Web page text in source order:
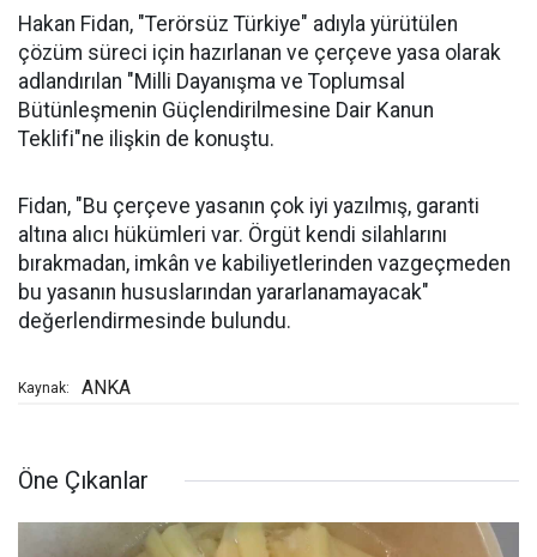
Hakan Fidan, "Terörsüz Türkiye" adıyla yürütülen
çözüm süreci için hazırlanan ve çerçeve yasa olarak
adlandırılan "Milli Dayanışma ve Toplumsal
Bütünleşmenin Güçlendirilmesine Dair Kanun
Teklifi"ne ilişkin de konuştu.
Fidan, "Bu çerçeve yasanın çok iyi yazılmış, garanti
altına alıcı hükümleri var. Örgüt kendi silahlarını
bırakmadan, imkân ve kabiliyetlerinden vazgeçmeden
bu yasanın hususlarından yararlanamayacak"
değerlendirmesinde bulundu.
Kaynak: ANKA
Öne Çıkanlar